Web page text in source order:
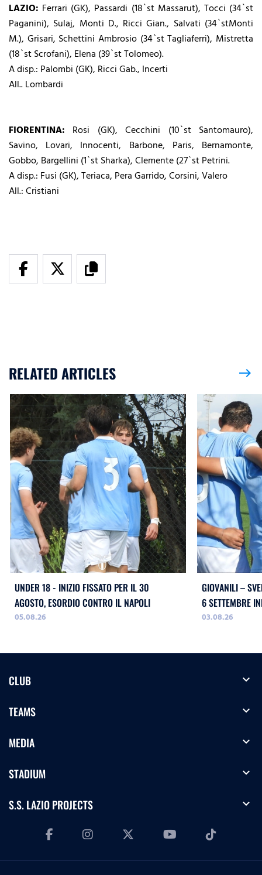
LAZIO: Ferrari (GK), Passardi (18`st Massarut), Tocci (34`st
Paganini), Sulaj, Monti D., Ricci Gian., Salvati (34`stMonti
M.), Grisari, Schettini Ambrosio (34`st Tagliaferri), Mistretta
(18`st Scrofani), Elena (39`st Tolomeo).
A disp.: Palombi (GK), Ricci Gab., Incerti
All.. Lombardi
FIORENTINA: Rosi (GK), Cecchini (10`st Santomauro),
Savino, Lovari, Innocenti, Barbone, Paris, Bernamonte,
Gobbo, Bargellini (1`st Sharka), Clemente (27`st Petrini.
A disp.: Fusi (GK), Teriaca, Pera Garrido, Corsini, Valero
All.: Cristiani
RELATED ARTICLES east
UNDER 18 - INIZIO FISSATO PER IL 30
AGOSTO, ESORDIO CONTRO IL NAPOLI
05.08.26
GIOVANILI –
03.08.26
CLUB expand_more
TEAMS expand_more
MEDIA expand_more
STADIUM expand_more
S.S. LAZIO PROJECTS expand_more